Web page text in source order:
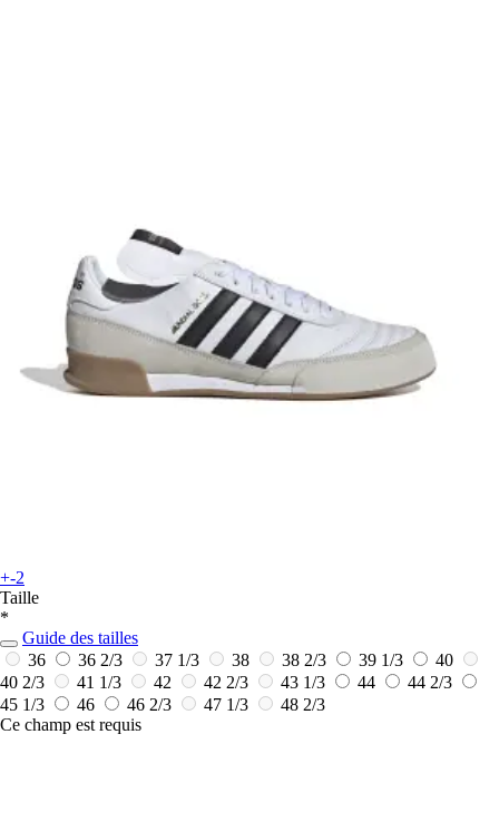
+-2
Taille
*
Guide des tailles
36
36 2/3 37 1/3 38 38 2/3 39 1/3
40
40 2/3
41 1/3 42 42 2/3 43 1/3 44
44 2/3
45 1/3
46 46 2/3 47 1/3
48 2/3
Ce champ est requis